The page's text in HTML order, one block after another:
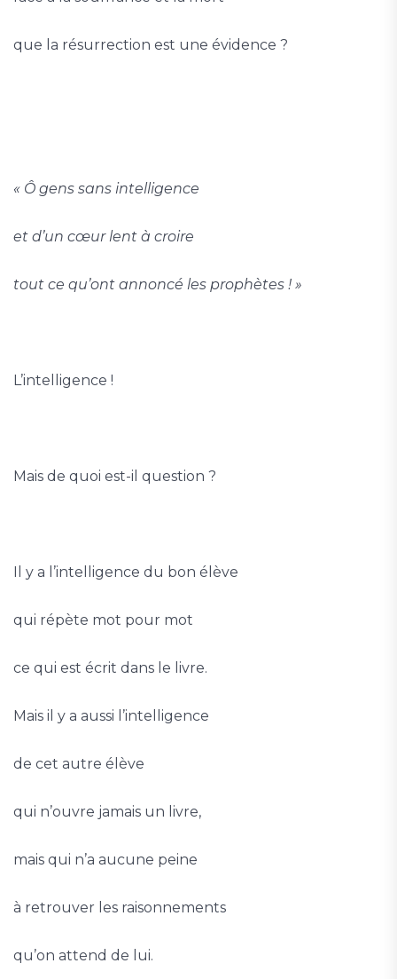
que la résurrection est une évidence ?
« Ô gens sans intelligence
et d’un cœur lent à croire
tout ce qu’ont annoncé les prophètes ! »
L’intelligence !
Mais de quoi est-il question ?
Il y a l’intelligence du bon élève
qui répète mot pour mot
ce qui est écrit dans le livre.
Mais il y a aussi l’intelligence
de cet autre élève
qui n’ouvre jamais un livre,
mais qui n’a aucune peine
à retrouver les raisonnements
qu’on attend de lui.